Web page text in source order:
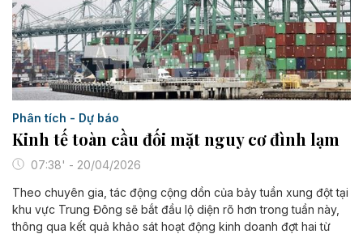
Phân tích - Dự báo
Kinh tế toàn cầu đối mặt nguy cơ đình lạm
07:38' - 20/04/2026
Theo chuyên gia, tác động cộng dồn của bảy tuần xung đột tại
khu vực Trung Đông sẽ bắt đầu lộ diện rõ hơn trong tuần này,
thông qua kết quả khảo sát hoạt động kinh doanh đợt hai từ